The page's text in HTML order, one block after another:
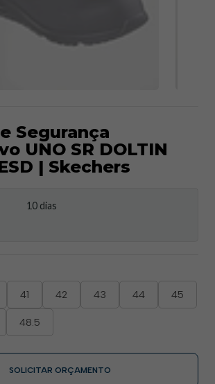
Segurança
UNO SR DOLTIN
| Skechers
10 dias
41 42 43 44 45
48.5
SOLICITAR ORÇAMENTO